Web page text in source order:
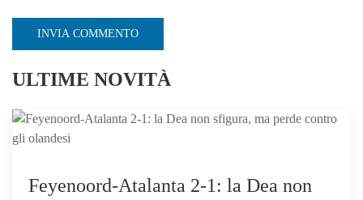
INVIA COMMENTO
ULTIME NOVITÀ
Feyenoord-Atalanta 2-1: la Dea non